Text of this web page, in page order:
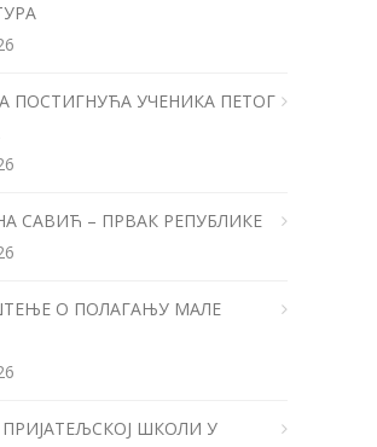
ПОСТИГНУЋА УЧЕНИКА ПЕТОГ
САВИЋ – ПРВАК РЕПУБЛИКЕ
О ПОЛАГАЊУ МАЛЕ
ПРИЈАТЕЉСКОЈ ШКОЛИ У